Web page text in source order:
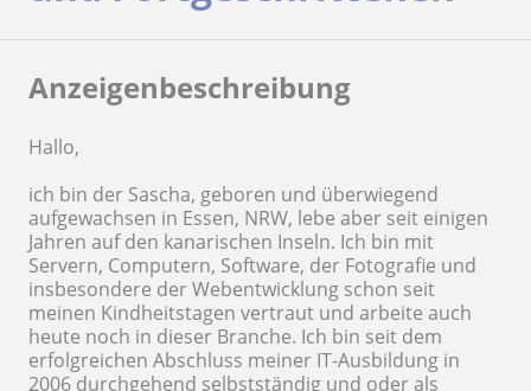
Anzeigenbeschreibung
Hallo,
ich bin der Sascha, geboren und überwiegend
aufgewachsen in Essen, NRW, lebe aber seit einigen
Jahren auf den kanarischen Inseln. Ich bin mit
Servern, Computern, Software, der Fotografie und
insbesondere der Webentwicklung schon seit
meinen Kindheitstagen vertraut und arbeite auch
heute noch in dieser Branche. Ich bin seit dem
erfolgreichen Abschluss meiner IT-Ausbildung in
2006 durchgehend selbstständig und oder als